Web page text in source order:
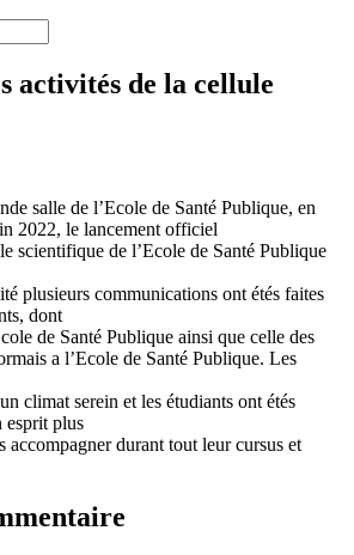
activités de la cellule
salle de l’Ecole de Santé Publique, en
2022, le lancement officiel
scientifique de l’Ecole de Santé Publique
plusieurs communications ont étés faites
dont
de Santé Publique ainsi que celle des
a l’Ecole de Santé Publique. Les
climat serein et les étudiants ont étés
esprit plus
durant tout leur cursus et